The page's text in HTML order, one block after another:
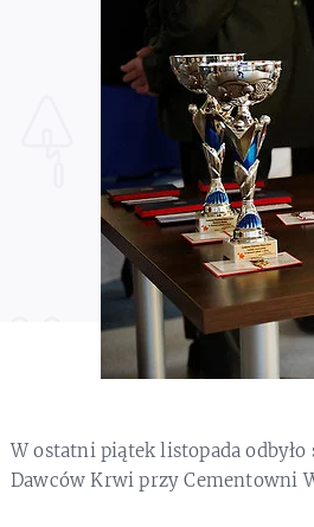
W ostatni piątek listopada
Dawców Krwi przy Cementowni